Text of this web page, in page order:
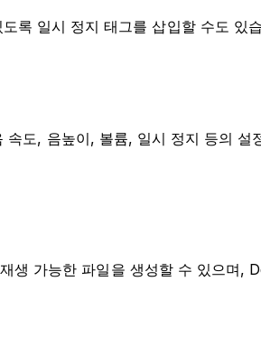
록 일시 정지 태그를 삽입할 수도 있
도, 음높이, 볼륨, 일시 정지 등의 설
가능한 파일을 생성할 수 있으며,